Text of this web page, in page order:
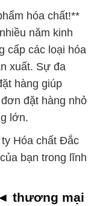
hóa chất!**
năm kinh
cấp các loại hóa
xuất. Sự đa
hàng giúp
đặt hàng nhỏ
lớn.
Hóa chất Đắc
bạn trong lĩnh
thương mại